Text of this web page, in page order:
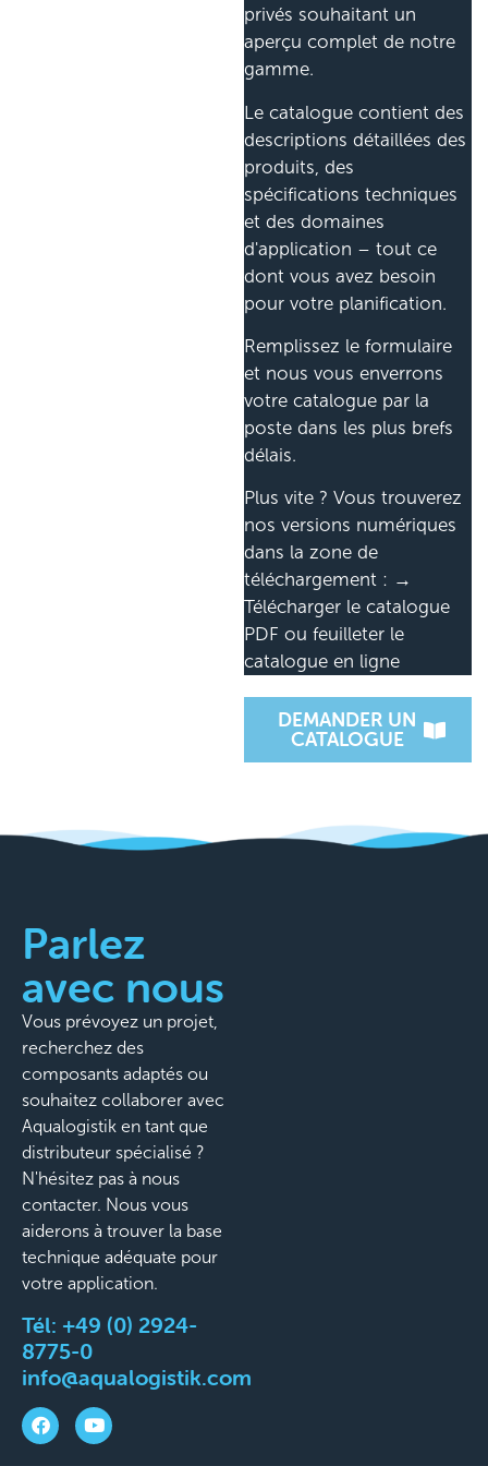
privés souhaitant un
aperçu complet de notre
gamme.
Le catalogue contient des
descriptions détaillées des
produits, des
spécifications techniques
et des domaines
d'application – tout ce
dont vous avez besoin
pour votre planification.
Remplissez le formulaire
et nous vous enverrons
votre catalogue par la
poste dans les plus brefs
délais.
Plus vite ? Vous trouverez
nos versions numériques
dans la zone de
téléchargement : →
Télécharger le catalogue
PDF ou feuilleter le
catalogue en ligne
DEMANDER UN
CATALOGUE
Parlez
avec nous
Vous prévoyez un projet,
recherchez des
composants adaptés ou
souhaitez collaborer avec
Aqualogistik en tant que
distributeur spécialisé ?
N'hésitez pas à nous
contacter. Nous vous
aiderons à trouver la base
technique adéquate pour
votre application.
Tél: +49 (0) 2924-
8775-0
info@aqualogistik.com